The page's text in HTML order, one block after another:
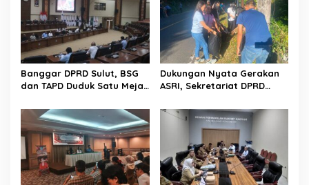
Banggar DPRD Sulut, BSG
dan TAPD Duduk Satu Meja.
Rp30 Milyar ke BSG
Dukungan Nyata Gerakan
ASRI, Sekretariat DPRD
Jalan Manado – Tomohon